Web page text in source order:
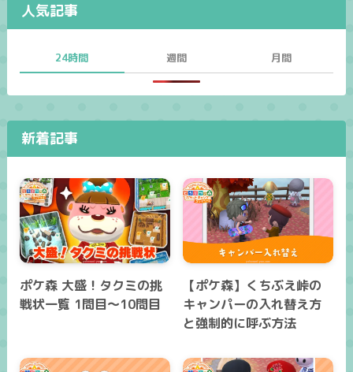
人気記事
24時間 週間 月間
新着記事
ポケ森 大盛！タクミの挑
戦状一覧 1問目～10問目
【ポケ森】くちぶえ峠の
キャンパーの入れ替え方
と強制的に呼ぶ方法